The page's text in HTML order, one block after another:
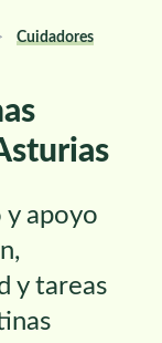
Cuidadores
apoyo
y tareas